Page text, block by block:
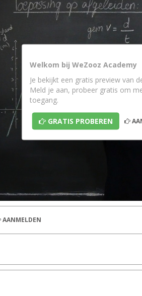
Welkom bij WeZooz Academy
Je bekijkt een gratis preview van
Meld je aan, probeer gratis om
toegang.
GRATIS PROBEREN
AANMELDEN